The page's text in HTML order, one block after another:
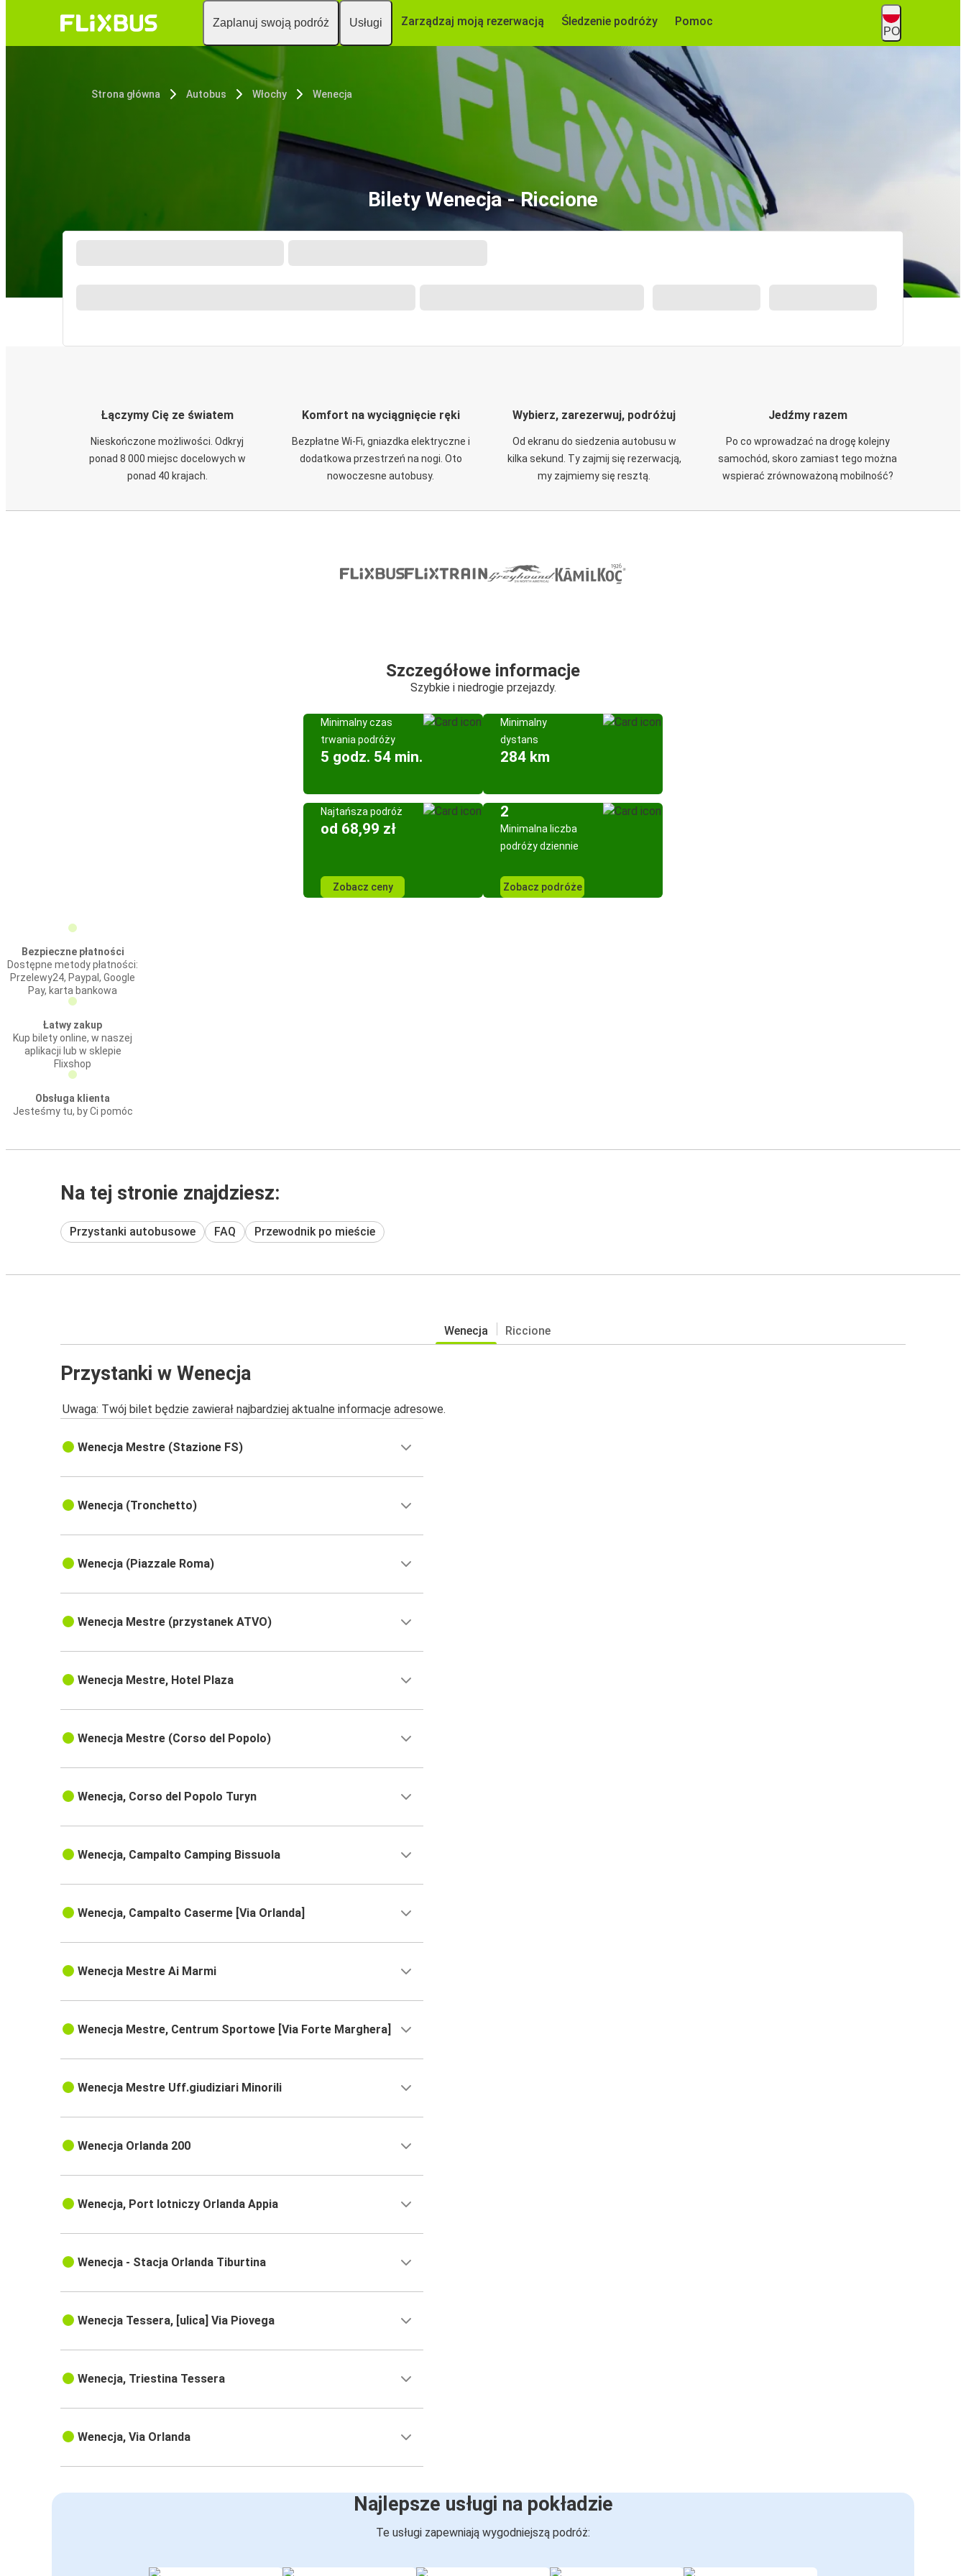
Zaplanuj swoją podróż Usługi Zarządzaj moją rezerwacją Śledzenie podróży Pomoc
PO
Strona główna Autobus Włochy Wenecja
Bilety Wenecja - Riccione
Łączymy Cię ze światem
Nieskończone możliwości. Odkryj
ponad 8 000 miejsc docelowych w
ponad 40 krajach.
Komfort na wyciągnięcie ręki
Bezpłatne Wi-Fi, gniazdka elektryczne i
dodatkowa przestrzeń na nogi. Oto
nowoczesne autobusy.
Wybierz, zarezerwuj, podróżuj
Od ekranu do siedzenia autobusu w
kilka sekund. Ty zajmij się rezerwacją,
my zajmiemy się resztą.
Jedźmy razem
Po co wprowadzać na drogę kolejny
samochód, skoro zamiast tego można
wspierać zrównoważoną mobilność?
Szczegółowe informacje
Szybkie i niedrogie przejazdy.
Minimalny czas
trwania podróży
5 godz. 54 min.
Minimalny
dystans
284 km
Najtańsza podróż
od 68,99 zł
Zobacz ceny
2
Minimalna liczba
podróży dziennie
Zobacz podróże
Bezpieczne płatności
Dostępne metody płatności:
Przelewy24, Paypal, Google
Pay, karta bankowa
Łatwy zakup
Kup bilety online, w naszej
aplikacji lub w sklepie
Flixshop
Obsługa klienta
Jesteśmy tu, by Ci pomóc
Na tej stronie znajdziesz:
Przystanki autobusowe FAQ Przewodnik po mieście
Wenecja Riccione
Przystanki w Wenecja
Uwaga: Twój bilet będzie zawierał najbardziej aktualne informacje adresowe.
Wenecja Mestre (Stazione FS)
Wenecja (Tronchetto)
Wenecja (Piazzale Roma)
Wenecja Mestre (przystanek ATVO)
Wenecja Mestre, Hotel Plaza
Wenecja Mestre (Corso del Popolo)
Wenecja, Corso del Popolo Turyn
Wenecja, Campalto Camping Bissuola
Wenecja, Campalto Caserme [Via Orlanda]
Wenecja Mestre Ai Marmi
Wenecja Mestre, Centrum Sportowe [Via Forte Marghera]
Wenecja Mestre Uff.giudiziari Minorili
Wenecja Orlanda 200
Wenecja, Port lotniczy Orlanda Appia
Wenecja - Stacja Orlanda Tiburtina
Wenecja Tessera, [ulica] Via Piovega
Wenecja, Triestina Tessera
Wenecja, Via Orlanda
Najlepsze usługi na pokładzie
Te usługi zapewniają wygodniejszą podróż: